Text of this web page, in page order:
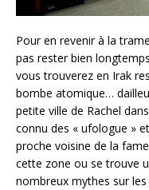
Pour en revenir à la
pas rester bien
vous trouverez en Irak
bombe atomique…
petite ville de Rachel
connu des « ufologue »
proche voisine de la
cette zone ou se trouve
nombreux mythes sur